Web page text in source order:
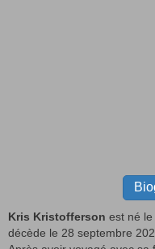
Kris Kristofferson est né le
décède le 28 septembre